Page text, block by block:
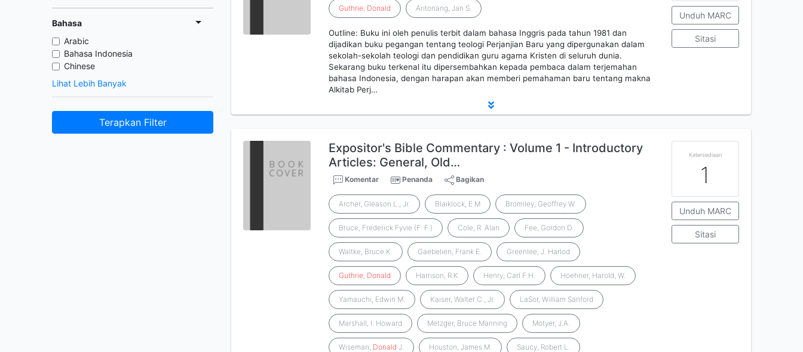
Bahasa
Arabic
Bahasa Indonesia
Chinese
Lihat Lebih Banyak
Terapkan Filter
Guthrie, Donald Aritonang, Jan S.
Outline: Buku ini oleh penulis terbit dalam bahasa Inggris pada tahun 1981 dan
dijadikan buku pegangan tentang teologi Perjanjian Baru yang dipergunakan dalam
sekolah-sekolah teologi dan pendidikan guru agama Kristen di seluruh dunia.
Sekarang buku terkenal itu dipersembahkan kepada pembaca dalam terjemahan
bahasa Indonesia, dengan harapan akan memberi pemahaman baru tentang makna
Alkitab Perj…
Unduh MARC
Sitasi
Expositor's Bible Commentary : Volume 1 - Introductory
Articles: General, Old…
Komentar Penanda Bagikan
Archer, Gleason L., Jr. Blaiklock, E.M Bromiley, Geoffrey W.
Bruce, Frederick Fyvie (F. F.) Cole, R. Alan Fee, Gordon D.
Waltke, Bruce K. Gaebelien, Frank E. Greenlee, J. Harlod
Guthrie, Donald Harrison, R.K Henry, Carl F.H. Hoehner, Harold, W.
Yamauchi, Edwin M. Kaiser, Walter C., Jr. LaSor, William Sanford
Marshall, I. Howard Metzger, Bruce Manning Motyer, J.A.
Wiseman, Donald J. Houston, James M. Saucy, Robert L.
Ketersediaan
1
Unduh MARC
Sitasi